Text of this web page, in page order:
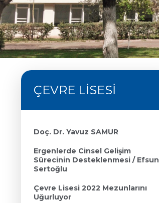
ÇEVRE LİSESİ
Doç. Dr. Yavuz SAMUR
Ergenlerde Cinsel Gelişim
Sürecinin Desteklenmesi / Efsun
Sertoğlu
Çevre Lisesi 2022 Mezunlarını
Uğurluyor